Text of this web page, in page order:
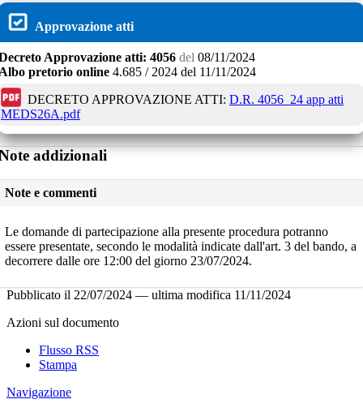
Approvazione atti
Approvazione atti: 4056 del 08/11/2024
pretorio online 4.685 / 2024 del 11/11/2024
DECRETO APPROVAZIONE ATTI: D.R. 4056_24 app atti
MEDS26A.pdf
addizionali
Note e commenti
Le domande di partecipazione alla presente procedura potranno
essere presentate, secondo le modalità indicate dall'art. 3 del bando, a
decorrere dalle ore 12:00 del giorno 23/07/2024.
Pubblicato il 22/07/2024 — ultima modifica 11/11/2024
Azioni sul documento
Flusso RSS
Stampa
Navigazione